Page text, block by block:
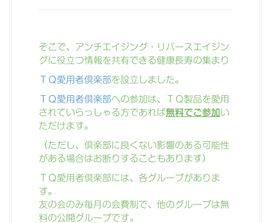
そこで、アンチエイジング・リバースエイジン
グに役立つ情報を共有できる健康長寿の集まり
ＴＱ愛用者倶楽部を設立しました。
ＴＱ愛用者倶楽部への参加は、ＴＱ製品を愛用
されていらっしゃる方であれば無料でご参加い
ただけます。
（ただし、倶楽部に良くない影響のある可能性
がある場合はお断りすることもあります）
ＴＱ愛用者倶楽部には、各グループがありま
す。
友の会のみ毎月の会費制で、他のグループは無
料の公開グループです。